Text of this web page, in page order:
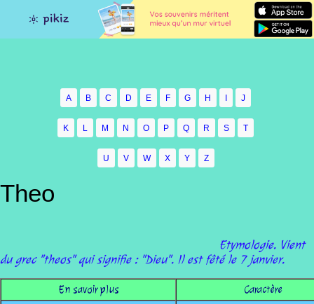
A B C D E F G H I J
K L M N O P Q R S T
U V W X Y Z
Theo
Etymologie. Vient
du grec "theos" qui signifie : "Dieu". Il est fêté le 7 janvier.
En savoir plus
Caractère